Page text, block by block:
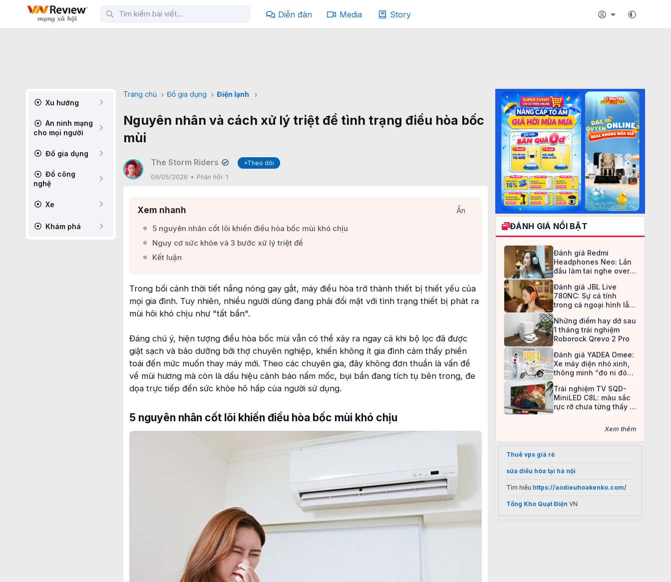
Diễn đàn Media Story
Xu hướng
An ninh mạng
cho mọi người
Đồ gia dụng
Đồ công
nghệ
Xe
Khám phá
Trang chủ Đồ gia dụng Điện lạnh
Nguyên nhân và cách xử lý triệt để tình trạng điều hòa bốc
mùi
The Storm Riders ✔
+Theo dõi
09/05/2026
Phản hồi: 1
Xem nhanh
Ẩn
5 nguyên nhân cốt lõi khiến điều hòa bốc mùi khó chịu​
Nguy cơ sức khỏe và 3 bước xử lý triệt để​
Kết luận​
Trong bối cảnh thời tiết nắng nóng gay gắt, máy điều hòa trở thành thiết bị thiết yếu của
mọi gia đình. Tuy nhiên, nhiều người dùng đang phải đối mặt với tình trạng thiết bị phát ra
mùi hôi khó chịu như "tất bẩn".
Đáng chú ý, hiện tượng điều hòa bốc mùi vẫn có thể xảy ra ngay cả khi bộ lọc đã được
giặt sạch và bảo dưỡng bởi thợ chuyên nghiệp, khiến không ít gia đình cảm thấy phiền
toái đến mức muốn thay máy mới. Theo các chuyên gia, đây không đơn thuần là vấn đề
về mùi hương mà còn là dấu hiệu cảnh báo nấm mốc, bụi bẩn đang tích tụ bên trong, đe
dọa trực tiếp đến sức khỏe hô hấp của người sử dụng.
5 nguyên nhân cốt lõi khiến điều hòa bốc mùi khó chịu​
ĐÁNH GIÁ NỔI BẬT
Đánh giá Redmi
Headphones Neo: Lần
đầu làm tai nghe over-
an toàn
Đánh giá JBL Live
780NC: Sự cá tính
trong cả ngoại hình lẫn
Những điểm hay dở sau
1 tháng trải nghiệm
Roborock Qrevo 2 Pro
Đánh giá YADEA Omee:
Xe máy điện nhỏ xinh,
thông minh “đo ni đóng
Trải nghiệm TV SQD-
MiniLED C8L: màu sắc
rực rỡ chưa từng thấy ở
Xem thêm
Thuê vps giá rẻ
sửa điều hòa tại hà nội
Tìm hiểu https://aodieuhoakenko.com/
Tổng Kho Quạt Điện VN